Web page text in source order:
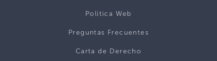
Politica Web
Preguntas Frecuentes
Carta de Derecho